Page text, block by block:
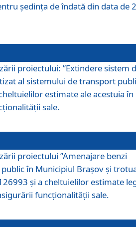
ședința de îndată din data de
proiectului: ”Extindere sistem
al sistemului de transport
estimate ale acestuia în
sale.
proiectului ”Amenajare benzi
în Municipiul Brașov şi
și a cheltuielilor estimate
funcționalității sale.